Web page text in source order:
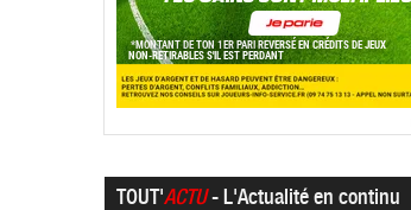
TOUT'ACTU- L'Actualité en continu